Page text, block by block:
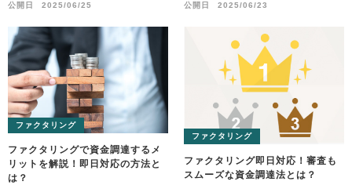
公開日 2025/06/25 公開日 2025/06/23
ファクタリング
ファクタリングで資金調達するメ
リットを解説！即日対応の方法と
は？
ファクタリング
ファクタリング即日対応！審査も
スムーズな資金調達法とは？